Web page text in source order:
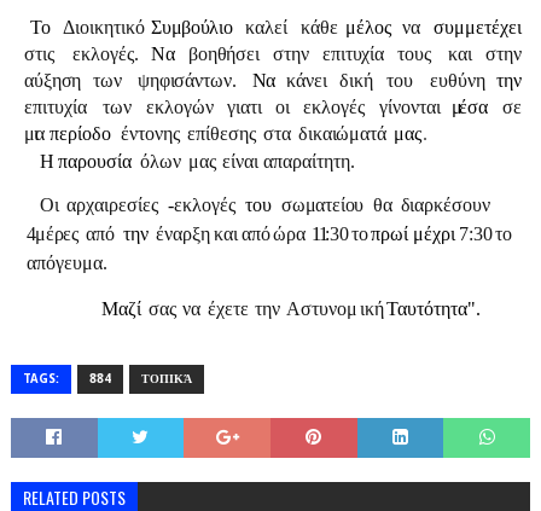
Το Διοικητικό Συμβούλιο καλεί κάθε μέλος να
συμμετέχει
στις
εκλογές. Να βοηθήσει στην επιτυχία τους και
στην
αύξηση
των ψηφισάντων. Να κάνει δική του ευθύνη την
επιτυχία
των εκλογών γιατι οι εκλογές γίνονται μέσα
σε
μια περίοδο έντονης επίθεσης στα δικαιώματά μας.
Η παρουσία όλων μας είναι απαραίτητη.
Οι αρχαιρεσίες -εκλογές του σωματείου θα διαρκέσουν
4μέρες από την έναρξη και απόώρα 11:30τοπρωί μέχρι 7:30το
απόγευμα.
Μαζί σας να έχετε την Αστυνομ ικήΤαυτότητα".
TAGS: 884 ΤΟΠΙΚΆ
RELATED POSTS